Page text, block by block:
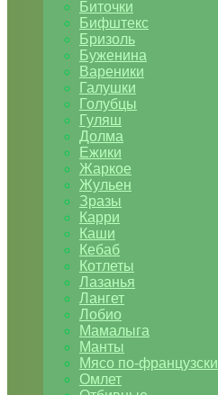
Биточки
Бифштекс
Бризоль
Буженина
Вареники
Галушки
Голубцы
Гуляш
Долма
Ежики
Жаркое
Жульен
Зразы
Карри
Каши
Кебаб
Котлеты
Лазанья
Лангет
Лобио
Мамалыга
Манты
Мясо по-французски
Омлет